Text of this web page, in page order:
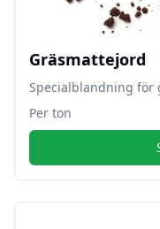
Gräsmattejord
Specialblandning för
Per ton